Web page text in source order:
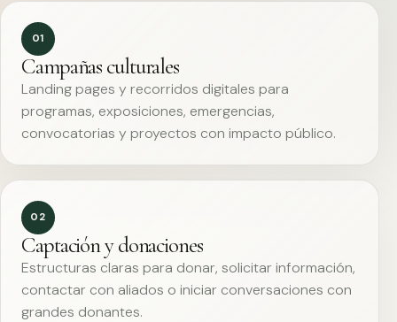
01
Campañas culturales
Landing pages y recorridos digitales para
programas, exposiciones, emergencias,
convocatorias y proyectos con impacto público.
02
Captación y donaciones
Estructuras claras para donar, solicitar información,
contactar con aliados o iniciar conversaciones con
grandes donantes.